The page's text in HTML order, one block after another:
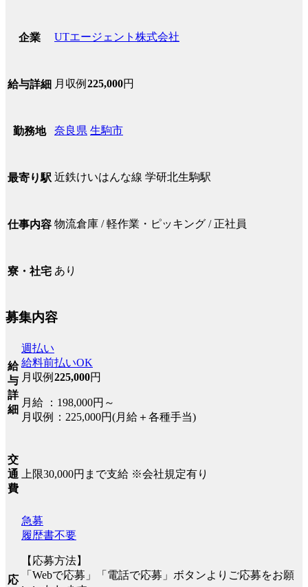
企業 UTエージェント株式会社
給与詳細 月収例 225,000円
勤務地 奈良県 生駒市
最寄り駅 近鉄けいはんな線 学研北生駒駅
仕事内容 物流倉庫 / 軽作業・ピッキング / 正社員
寮・社宅 あり
募集内容
給
与
詳
細
週払い
給料前払いOK
月収例 225,000円
月給 ：198,000円～
月収例：225,000円(月給＋各種手当)
交
通
費
上限30,000円まで支給 ※会社規定有り
応
急募
履歴書不要
【応募方法】
「Webで応募」「電話で応募」ボタンよりご応募をお願